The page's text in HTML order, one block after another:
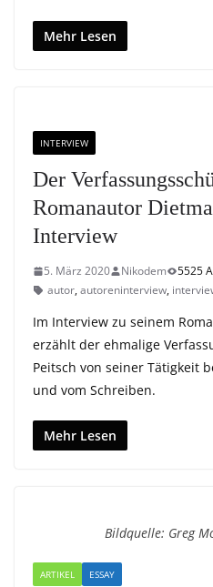
Mehr Lesen
INTERVIEW
Der
Romanautor
Interview
5. März 2020 Nikodem 5525
autor,autoreninterview,
Im Interview zu seinem
erzählt der ehmalige
Peitsch von seiner Tätigkeit
und vom Schreiben.
Mehr Lesen
Bildquelle: Greg
ARTIKEL ESSAY